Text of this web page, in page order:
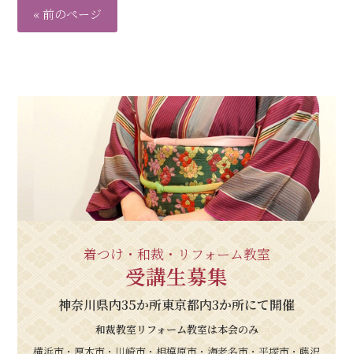
« 前のページ
着つけ・和裁・リフォーム教室
受講生募集
神奈川県内35か所東京都内3か所にて開催
和裁教室リフォーム教室は本会のみ
横浜市・厚木市・川崎市・相模原市・海老名市・平塚市・藤沢